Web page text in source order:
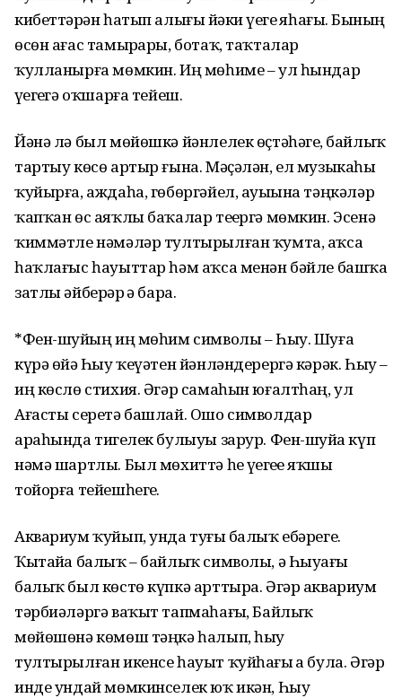
кибеттәрҙән һатып алығыҙ йәки үҙегеҙ яһағыҙ. Бының
өсөн ағас тамырҙары, ботаҡ, таҡталар
ҡулланырға мөмкин. Иң мөһиме – ул һындар
үҙегеҙгә оҡшарға тейеш.
Йәнә лә был мөйөшкә йәнлелек өҫтәһәгеҙ, байлыҡ
тартыу көсө артыр ғына. Мәҫәлән, ел музыкаһы
ҡуйырға, аждаһа, гөбөргәйел, ауыҙына тәңкәләр
ҡапҡан өс аяҡлы баҡалар теҙергә мөмкин. Эсенә
ҡиммәтле нәмәләр тултырылған ҡумта, аҡса
һаҡлағыс һауыттар һәм аҡса менән бәйле башҡа
затлы әйберҙәр ҙә бара.
*Фен-шуйҙың иң мөһим символы – Һыу. Шуға
күрә өйҙә Һыу ҡеүәтен йәнләндерергә кәрәк. Һыу –
иң көслө стихия. Әгәр самаһын юғалтһаң, ул
Ағасты серетә башлай. Ошо символдар
араһында тигеҙлек булыуы зарур. Фен-шуйҙа күп
нәмә шартлы. Был мөхиттә һеҙ үҙегеҙҙе яҡшы
тойорға тейешһегеҙ.
Аквариум ҡуйып, унда туғыҙ балыҡ ебәрегеҙ.
Ҡытайҙа балыҡ – байлыҡ символы, ә Һыуҙағы
балыҡ был көстө күпкә арттыра. Әгәр аквариум
тәрбиәләргә ваҡыт тапмаһағыҙ, Байлыҡ
мөйөшөнә көмөш тәңкә һалып, һыу
тултырылған икенсе һауыт ҡуйһағыҙ ҙа була. Әгәр
инде ундай мөмкинселек юҡ икән, Һыу